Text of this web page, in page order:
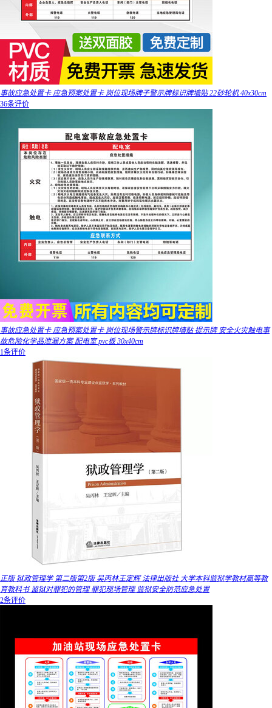
事故应急处置卡 应急预案处置卡 岗位现场牌子警示牌标识牌墙贴 22砂轮机 40x30cm
36条评价
事故应急处置卡 应急预案处置卡 岗位现场警示牌标识牌墙贴 提示牌 安全火灾触电事
故危险化学品泄漏方案 配电室 pvc板 30x40cm
1条评价
正版 狱政管理学 第二版第2版 吴丙林王定辉 法律出版社 大学本科监狱学教材高等教
育教科书 监狱对罪犯的管理 罪犯现场管理 监狱安全防范应急处置
2条评价